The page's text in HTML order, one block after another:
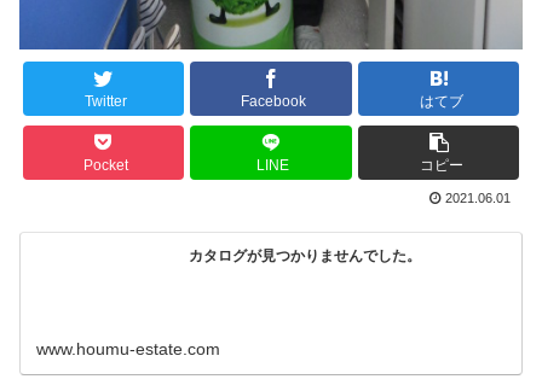
Twitter Facebook はてブ
Pocket LINE コピー
2021.06.01
カタログが見つかりませんでした。
www.houmu-estate.com